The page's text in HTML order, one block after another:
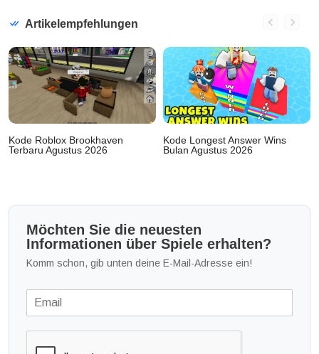
Artikelempfehlungen
Kode Roblox Brookhaven
Terbaru Agustus 2026
Kode Longest Answer Wins
Bulan Agustus 2026
Möchten Sie die neuesten
Informationen über Spiele erhalten?
Komm schon, gib unten deine E-Mail-Adresse ein!